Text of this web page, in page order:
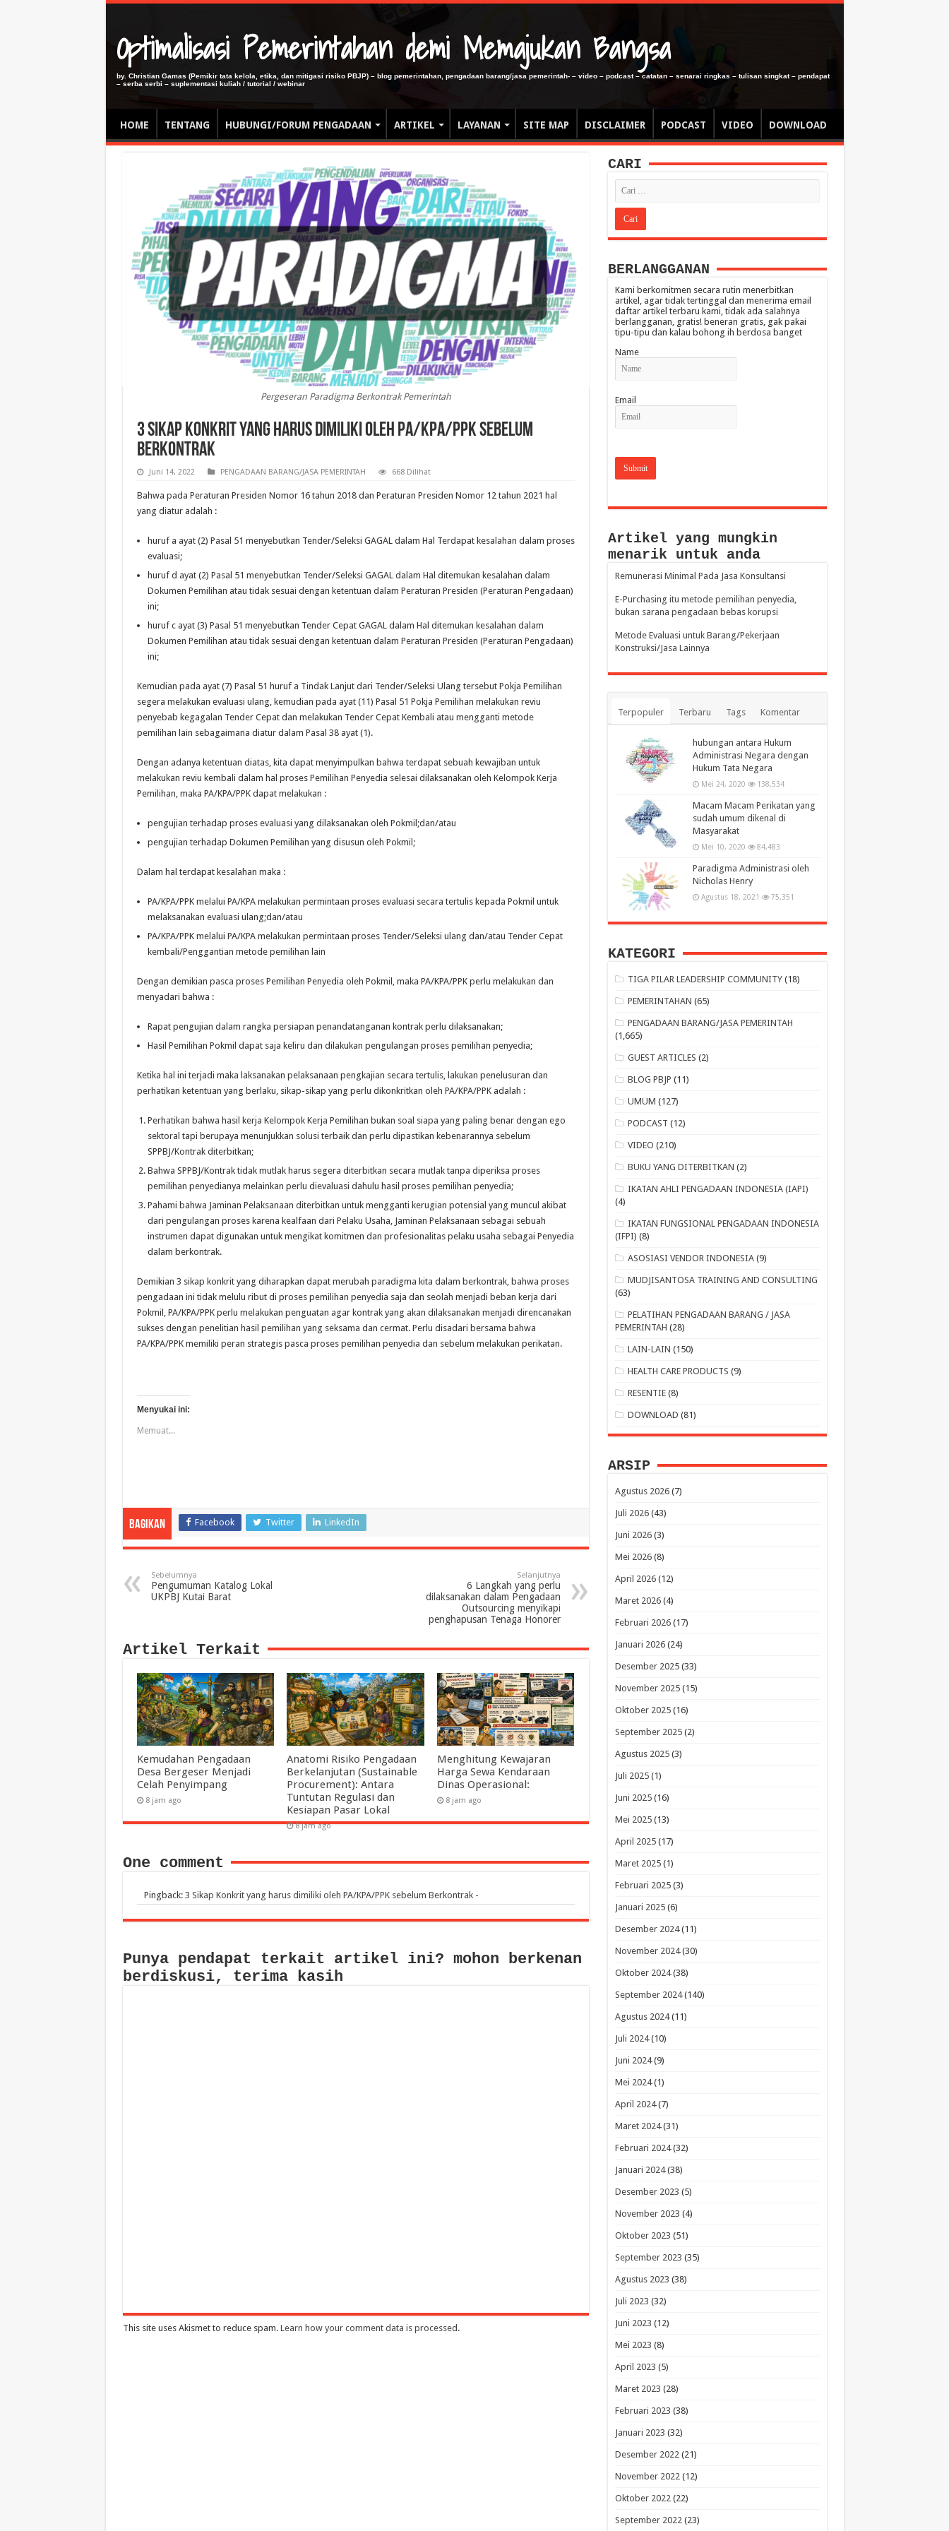
Optimalisasi Pemerintahan demi Memajukan Bangsa
by. Christian Gamas (Pemikir tata kelola, etika, dan mitigasi risiko PBJP) – blog pemerintahan, pengadaan barang/jasa pemerintah- – video – podcast – catatan – senarai ringkas – tulisan singkat – pendapat
– serba serbi – suplementasi kuliah / tutorial / webinar
HOME TENTANG HUBUNGI/FORUM PENGADAAN ARTIKEL LAYANAN SITE MAP DISCLAIMER PODCAST VIDEO DOWNLOAD
Pergeseran Paradigma Berkontrak Pemerintah
3 Sikap Konkrit yang harus dimiliki oleh PA/KPA/PPK sebelum
Berkontrak
Juni 14, 2022 PENGADAAN BARANG/JASA PEMERINTAH 668 Dilihat
Bahwa pada Peraturan Presiden Nomor 16 tahun 2018 dan Peraturan Presiden Nomor 12 tahun 2021 hal
yang diatur adalah :
huruf a ayat (2) Pasal 51 menyebutkan Tender/Seleksi GAGAL dalam Hal Terdapat kesalahan dalam proses
evaluasi;
huruf d ayat (2) Pasal 51 menyebutkan Tender/Seleksi GAGAL dalam Hal ditemukan kesalahan dalam
Dokumen Pemilihan atau tidak sesuai dengan ketentuan dalam Peraturan Presiden (Peraturan Pengadaan)
ini;
huruf c ayat (3) Pasal 51 menyebutkan Tender Cepat GAGAL dalam Hal ditemukan kesalahan dalam
Dokumen Pemilihan atau tidak sesuai dengan ketentuan dalam Peraturan Presiden (Peraturan Pengadaan)
ini;
Kemudian pada ayat (7) Pasal 51 huruf a Tindak Lanjut dari Tender/Seleksi Ulang tersebut Pokja Pemilihan
segera melakukan evaluasi ulang, kemudian pada ayat (11) Pasal 51 Pokja Pemilihan melakukan reviu
penyebab kegagalan Tender Cepat dan melakukan Tender Cepat Kembali atau mengganti metode
pemilihan lain sebagaimana diatur dalam Pasal 38 ayat (1).
Dengan adanya ketentuan diatas, kita dapat menyimpulkan bahwa terdapat sebuah kewajiban untuk
melakukan reviu kembali dalam hal proses Pemilihan Penyedia selesai dilaksanakan oleh Kelompok Kerja
Pemilihan, maka PA/KPA/PPK dapat melakukan :
pengujian terhadap proses evaluasi yang dilaksanakan oleh Pokmil;dan/atau
pengujian terhadap Dokumen Pemilihan yang disusun oleh Pokmil;
Dalam hal terdapat kesalahan maka :
PA/KPA/PPK melalui PA/KPA melakukan permintaan proses evaluasi secara tertulis kepada Pokmil untuk
melaksanakan evaluasi ulang;dan/atau
PA/KPA/PPK melalui PA/KPA melakukan permintaan proses Tender/Seleksi ulang dan/atau Tender Cepat
kembali/Penggantian metode pemilihan lain
Dengan demikian pasca proses Pemilihan Penyedia oleh Pokmil, maka PA/KPA/PPK perlu melakukan dan
menyadari bahwa :
Rapat pengujian dalam rangka persiapan penandatanganan kontrak perlu dilaksanakan;
Hasil Pemilihan Pokmil dapat saja keliru dan dilakukan pengulangan proses pemilihan penyedia;
Ketika hal ini terjadi maka laksanakan pelaksanaan pengkajian secara tertulis, lakukan penelusuran dan
perhatikan ketentuan yang berlaku, sikap-sikap yang perlu dikonkritkan oleh PA/KPA/PPK adalah :
Perhatikan bahwa hasil kerja Kelompok Kerja Pemilihan bukan soal siapa yang paling benar dengan ego
sektoral tapi berupaya menunjukkan solusi terbaik dan perlu dipastikan kebenarannya sebelum
SPPBJ/Kontrak diterbitkan;
Bahwa SPPBJ/Kontrak tidak mutlak harus segera diterbitkan secara mutlak tanpa diperiksa proses
pemilihan penyedianya melainkan perlu dievaluasi dahulu hasil proses pemilihan penyedia;
Pahami bahwa Jaminan Pelaksanaan diterbitkan untuk mengganti kerugian potensial yang muncul akibat
dari pengulangan proses karena kealfaan dari Pelaku Usaha, Jaminan Pelaksanaan sebagai sebuah
instrumen dapat digunakan untuk mengikat komitmen dan profesionalitas pelaku usaha sebagai Penyedia
dalam berkontrak.
Demikian 3 sikap konkrit yang diharapkan dapat merubah paradigma kita dalam berkontrak, bahwa proses
pengadaan ini tidak melulu ribut di proses pemilihan penyedia saja dan seolah menjadi beban kerja dari
Pokmil, PA/KPA/PPK perlu melakukan penguatan agar kontrak yang akan dilaksanakan menjadi direncanakan
sukses dengan penelitian hasil pemilihan yang seksama dan cermat. Perlu disadari bersama bahwa
PA/KPA/PPK memiliki peran strategis pasca proses pemilihan penyedia dan sebelum melakukan perikatan.
Menyukai ini:
Memuat...
Bagikan Facebook Twitter LinkedIn
Sebelumnya
Pengumuman Katalog Lokal
UKPBJ Kutai Barat
Selanjutnya
6 Langkah yang perlu
dilaksanakan dalam Pengadaan
Outsourcing menyikapi
penghapusan Tenaga Honorer
Artikel Terkait
Kemudahan Pengadaan
Desa Bergeser Menjadi
Celah Penyimpang
8 jam ago
Anatomi Risiko Pengadaan
Berkelanjutan (Sustainable
Procurement): Antara
Tuntutan Regulasi dan
Kesiapan Pasar Lokal
8 jam ago
Menghitung Kewajaran
Harga Sewa Kendaraan
Dinas Operasional:
8 jam ago
One comment
Pingback: 3 Sikap Konkrit yang harus dimiliki oleh PA/KPA/PPK sebelum Berkontrak -
Punya pendapat terkait artikel ini? mohon berkenan
berdiskusi, terima kasih
This site uses Akismet to reduce spam. Learn how your comment data is processed .
CARI
BERLANGGANAN
Kami berkomitmen secara rutin menerbitkan
artikel, agar tidak tertinggal dan menerima email
daftar artikel terbaru kami, tidak ada salahnya
berlangganan, gratis! beneran gratis, gak pakai
tipu-tipu dan kalau bohong ih berdosa banget
Name
Email
Artikel yang mungkin
menarik untuk anda
Remunerasi Minimal Pada Jasa Konsultansi
E-Purchasing itu metode pemilihan penyedia,
bukan sarana pengadaan bebas korupsi
Metode Evaluasi untuk Barang/Pekerjaan
Konstruksi/Jasa Lainnya
Terpopuler Terbaru Tags Komentar
hubungan antara Hukum
Administrasi Negara dengan
Hukum Tata Negara
Mei 24, 2020 138,534
Macam Macam Perikatan yang
sudah umum dikenal di
Masyarakat
Mei 10, 2020 84,483
Paradigma Administrasi oleh
Nicholas Henry
Agustus 18, 2021 75,351
KATEGORI
TIGA PILAR LEADERSHIP COMMUNITY (18)
PEMERINTAHAN (65)
PENGADAAN BARANG/JASA PEMERINTAH
(1,665)
GUEST ARTICLES (2)
BLOG PBJP (11)
UMUM (127)
PODCAST (12)
VIDEO (210)
BUKU YANG DITERBITKAN (2)
IKATAN AHLI PENGADAAN INDONESIA (IAPI)
(4)
IKATAN FUNGSIONAL PENGADAAN INDONESIA
(IFPI) (8)
ASOSIASI VENDOR INDONESIA (9)
MUDJISANTOSA TRAINING AND CONSULTING
(63)
PELATIHAN PENGADAAN BARANG / JASA
PEMERINTAH (28)
LAIN-LAIN (150)
HEALTH CARE PRODUCTS (9)
RESENTIE (8)
DOWNLOAD (81)
ARSIP
Agustus 2026(7)
Juli 2026(43)
Juni 2026(3)
Mei 2026(8)
April 2026(12)
Maret 2026(4)
Februari 2026(17)
Januari 2026(24)
Desember 2025(33)
November 2025(15)
Oktober 2025(16)
September 2025(2)
Agustus 2025(3)
Juli 2025(1)
Juni 2025(16)
Mei 2025(13)
April 2025(17)
Maret 2025(1)
Februari 2025(3)
Januari 2025(6)
Desember 2024(11)
November 2024(30)
Oktober 2024(38)
September 2024(140)
Agustus 2024(11)
Juli 2024(10)
Juni 2024(9)
Mei 2024(1)
April 2024(7)
Maret 2024(31)
Februari 2024(32)
Januari 2024(38)
Desember 2023 (5)
November 2023 (4)
Oktober 2023 (51)
September 2023 (35)
Agustus 2023 (38)
Juli 2023 (32)
Juni 2023 (12)
Mei 2023 (8)
April 2023 (5)
Maret 2023 (28)
Februari 2023 (38)
Januari 2023 (32)
Desember 2022(21)
November 2022(12)
Oktober 2022(22)
September 2022(23)